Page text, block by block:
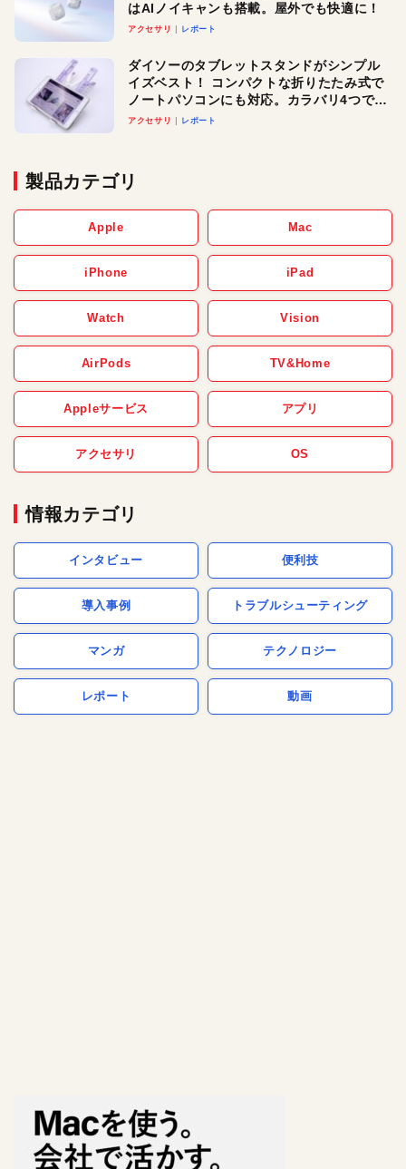
はAIノイキャンも搭載。屋外でも快適に！
アクセサリ レポート
ダイソーのタブレットスタンドがシンプル
イズベスト！ コンパクトな折りたたみ式で
ノートパソコンにも対応。カラバリ4つで選
べる楽しさも
アクセサリ レポート
製品カテゴリ
Apple Mac
iPhone iPad
Watch Vision
AirPods TV&Home
Appleサービス アプリ
アクセサリ OS
情報カテゴリ
インタビュー 便利技
導入事例 トラブルシューティング
マンガ テクノロジー
レポート 動画